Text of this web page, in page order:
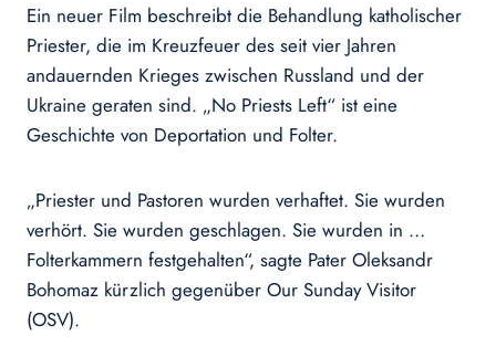
Ein neuer Film beschreibt die Behandlung katholischer
Priester, die im Kreuzfeuer des seit vier Jahren
andauernden Krieges zwischen Russland und der
Ukraine geraten sind. „No Priests Left“ ist eine
Geschichte von Deportation und Folter.
„Priester und Pastoren wurden verhaftet. Sie wurden
verhört. Sie wurden geschlagen. Sie wurden in …
Folterkammern festgehalten“, sagte Pater Oleksandr
Bohomaz kürzlich gegenüber Our Sunday Visitor
(OSV).